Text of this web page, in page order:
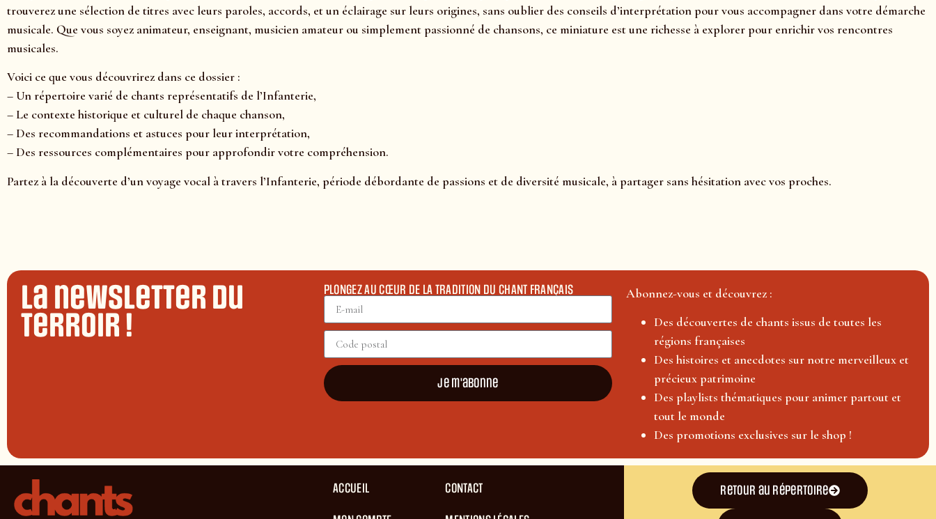
trouverez une sélection de titres avec leurs paroles, accords, et un éclairage sur leurs origines, sans oublier des conseils d’interprétation pour vous accompagner dans votre démarche
musicale. Que vous soyez animateur, enseignant, musicien amateur ou simplement passionné de chansons, ce miniature est une richesse à explorer pour enrichir vos rencontres
musicales.
Voici ce que vous découvrirez dans ce dossier :
– Un répertoire varié de chants représentatifs de l’Infanterie,
– Le contexte historique et culturel de chaque chanson,
– Des recommandations et astuces pour leur interprétation,
– Des ressources complémentaires pour approfondir votre compréhension.
Partez à la découverte d’un voyage vocal à travers l’Infanterie, période débordante de passions et de diversité musicale, à partager sans hésitation avec vos proches.
La newsletter du
terroir !
PLONGEZ AU CŒUR DE LA TRADITION DU CHANT FRANÇAIS
Je m'abonne
Abonnez-vous et découvrez :
Des découvertes de chants issus de toutes les
régions françaises
Des histoires et anecdotes sur notre merveilleux et
précieux patrimoine
Des playlists thématiques pour animer partout et
tout le monde
Des promotions exclusives sur le shop !
ACCUEIL CONTACT Retour au répertoire